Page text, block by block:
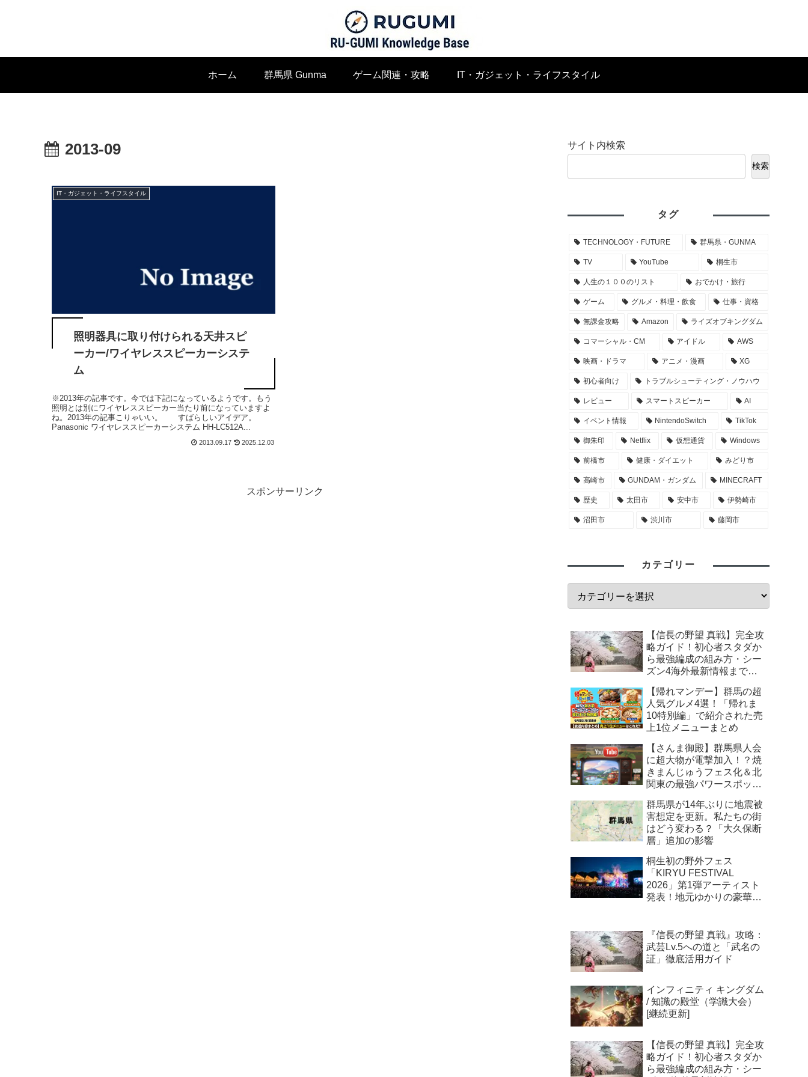
ホーム 群馬県 Gunma ゲーム関連・攻略 IT・ガジェット・ライフスタイル
2013-09
IT・ガジェット・ライフスタイル
照明器具に取り付けられる天井スピ
ーカー/ワイヤレススピーカーシステ
ム
※2013年の記事です。今では下記になっているようです。もう
照明とは別にワイヤレススピーカー当たり前になっていますよ
ね。2013年の記事こりゃいい。 すばらしいアイデア。
Panasonic ワイヤレススピーカーシステム HH-LC512A...
2013.09.17 2025.12.03
スポンサーリンク
サイト内検索
検索
タグ
TECHNOLOGY・FUTURE 群馬県・GUNMA
TV YouTube 桐生市
人生の１００のリスト おでかけ・旅行
ゲーム グルメ・料理・飲食 仕事・資格
無課金攻略 Amazon ライズオブキングダム
コマーシャル・CM アイドル AWS
映画・ドラマ アニメ・漫画 XG
初心者向け トラブルシューティング・ノウハウ
レビュー スマートスピーカー AI
イベント情報 NintendoSwitch TikTok
御朱印 Netflix 仮想通貨 Windows
前橋市 健康・ダイエット みどり市
高崎市 GUNDAM・ガンダム MINECRAFT
歴史 太田市 安中市 伊勢崎市
沼田市 渋川市 藤岡市
カテゴリー
【信長の野望 真戦】完全攻
略ガイド！初心者スタダか
ら最強編成の組み方・シー
ズン4海外最新情報まで徹
【帰れマンデー】群馬の超
人気グルメ4選！「帰れま
10特別編」で紹介された売
上1位メニューまとめ
【さんま御殿】群馬県人会
に超大物が電撃加入！？焼
きまんじゅうフェス化＆北
関東の最強パワースポット
群馬県が14年ぶりに地震被
害想定を更新。私たちの街
はどう変わる？「大久保断
層」追加の影響
桐生初の野外フェス
「KIRYU FESTIVAL
2026」第1弾アーティスト
発表！地元ゆかりの豪華ユ
『信長の野望 真戦』攻略：
武芸Lv.5への道と「武名の
証」徹底活用ガイド
インフィニティ キングダム
/ 知識の殿堂（学識大会）
[継続更新]
【信長の野望 真戦】完全攻
略ガイド！初心者スタダか
ら最強編成の組み方・シー